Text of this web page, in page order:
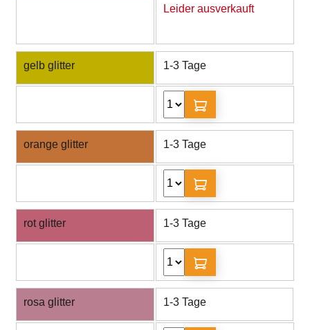
Leider ausverkauft
gelb glitter 1-3 Tage
orange glitter 1-3 Tage
rot glitter 1-3 Tage
rosa glitter 1-3 Tage